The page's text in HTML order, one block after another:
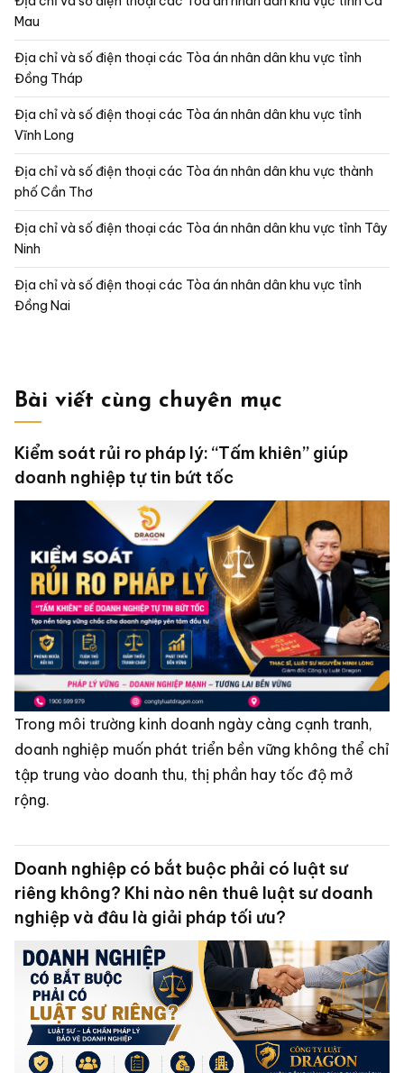
Mau
Địa chỉ và số điện thoại các Tòa án nhân dân khu vực tỉnh
Đồng Tháp
Địa chỉ và số điện thoại các Tòa án nhân dân khu vực tỉnh
Vĩnh Long
Địa chỉ và số điện thoại các Tòa án nhân dân khu vực thành
phố Cần Thơ
Địa chỉ và số điện thoại các Tòa án nhân dân khu vực tỉnh Tây
Ninh
Địa chỉ và số điện thoại các Tòa án nhân dân khu vực tỉnh
Đồng Nai
Bài viết cùng chuyên mục
Kiểm soát rủi ro pháp lý: “Tấm khiên” giúp
doanh nghiệp tự tin bứt tốc
Trong môi trường kinh doanh ngày càng cạnh tranh,
doanh nghiệp muốn phát triển bền vững không thể chỉ
tập trung vào doanh thu, thị phần hay tốc độ mở
rộng.
Doanh nghiệp có bắt buộc phải có luật sư
riêng không? Khi nào nên thuê luật sư doanh
nghiệp và đâu là giải pháp tối ưu?